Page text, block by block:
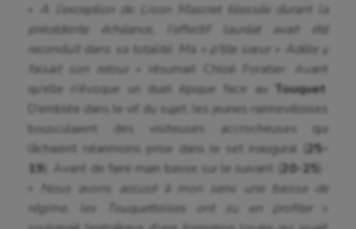
Aviron
Ballon au poing
Baseball
Billard
Boules lyonnaises
Canoë-kayak
A l’exception de Lison Mascret blessée durant la
précédente échéance, l’effectif lauréat avait été
reconduit dans sa totalité. Ma « p’tite sœur » Adèle y
faisait son retour » résumait Chloé Foratier. Avant
qu’elle n’évoque un duel épique face au Touquet
D’emblée dans le vif du sujet, les jeunes rainnevilloises
bousculaient des visiteuses accrocheuses qui
lâchaient néanmoins prise dans le set inaugural ( 25-
19). Avant de faire main basse sur le suivant ( 20-25) :
Nous avons accusé à mon sens une baisse de
régime, les Touquettoises ont su en profiter